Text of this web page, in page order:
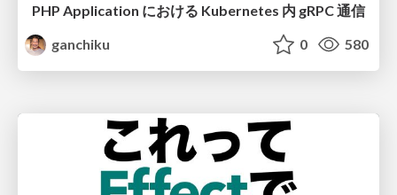
PHP Application における Kubernetes 内 gRPC 通信
ganchiku
0 580